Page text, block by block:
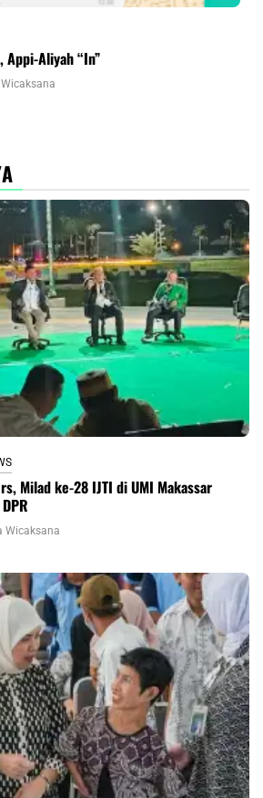
Appi-Aliyah “In”
Milad ke-28 IJTI di UMI Makassar
Wicaksana